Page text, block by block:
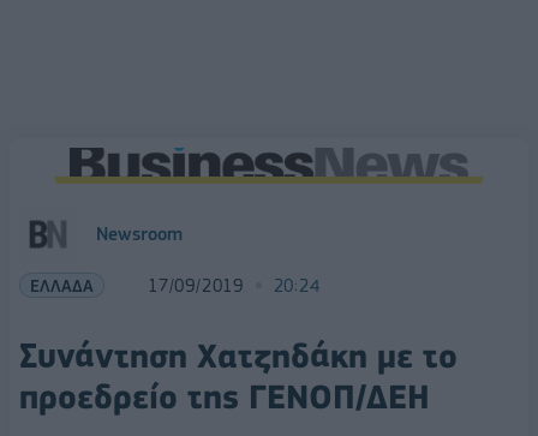
Newsroom
ΕΛΛΑΔΑ 17/09/2019 20:24
Συνάντηση Χατζηδάκη με το
προεδρείο της ΓΕΝΟΠ/ΔΕΗ